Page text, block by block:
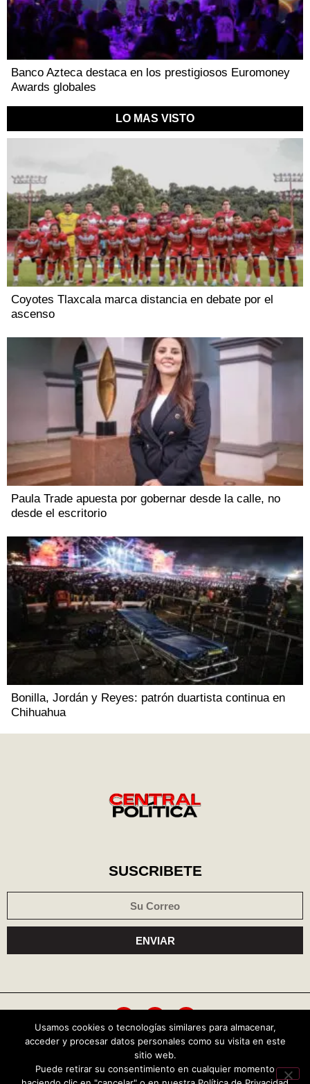
Banco Azteca destaca en los prestigiosos Euromoney
Awards globales
LO MAS VISTO
Coyotes Tlaxcala marca distancia en debate por el
ascenso
Paula Trade apuesta por gobernar desde la calle, no
desde el escritorio
Bonilla, Jordán y Reyes: patrón duartista continua en
Chihuahua
SUSCRIBETE
ENVIAR
Política de cookies Aviso de privacidad
Usamos cookies o tecnologías similares para almacenar,
acceder y procesar datos personales como su visita en este
sitio web.
Puede retirar su consentimiento en cualquier momento